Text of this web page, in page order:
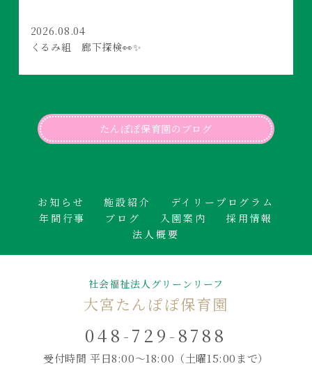
2026.08.04
くるみ組 廊下探検👀✨
たんぽぽ保育園のブログ
お知らせ 施設紹介
デイリープログラム
年間行事
ブログ 入園案内
採用情報
法人概要
社会福祉法人グリーンリーフ
大宮たんぽぽ保育園
048-729-8788
受付時間 平日8:00～18:00 （土曜15:00まで）